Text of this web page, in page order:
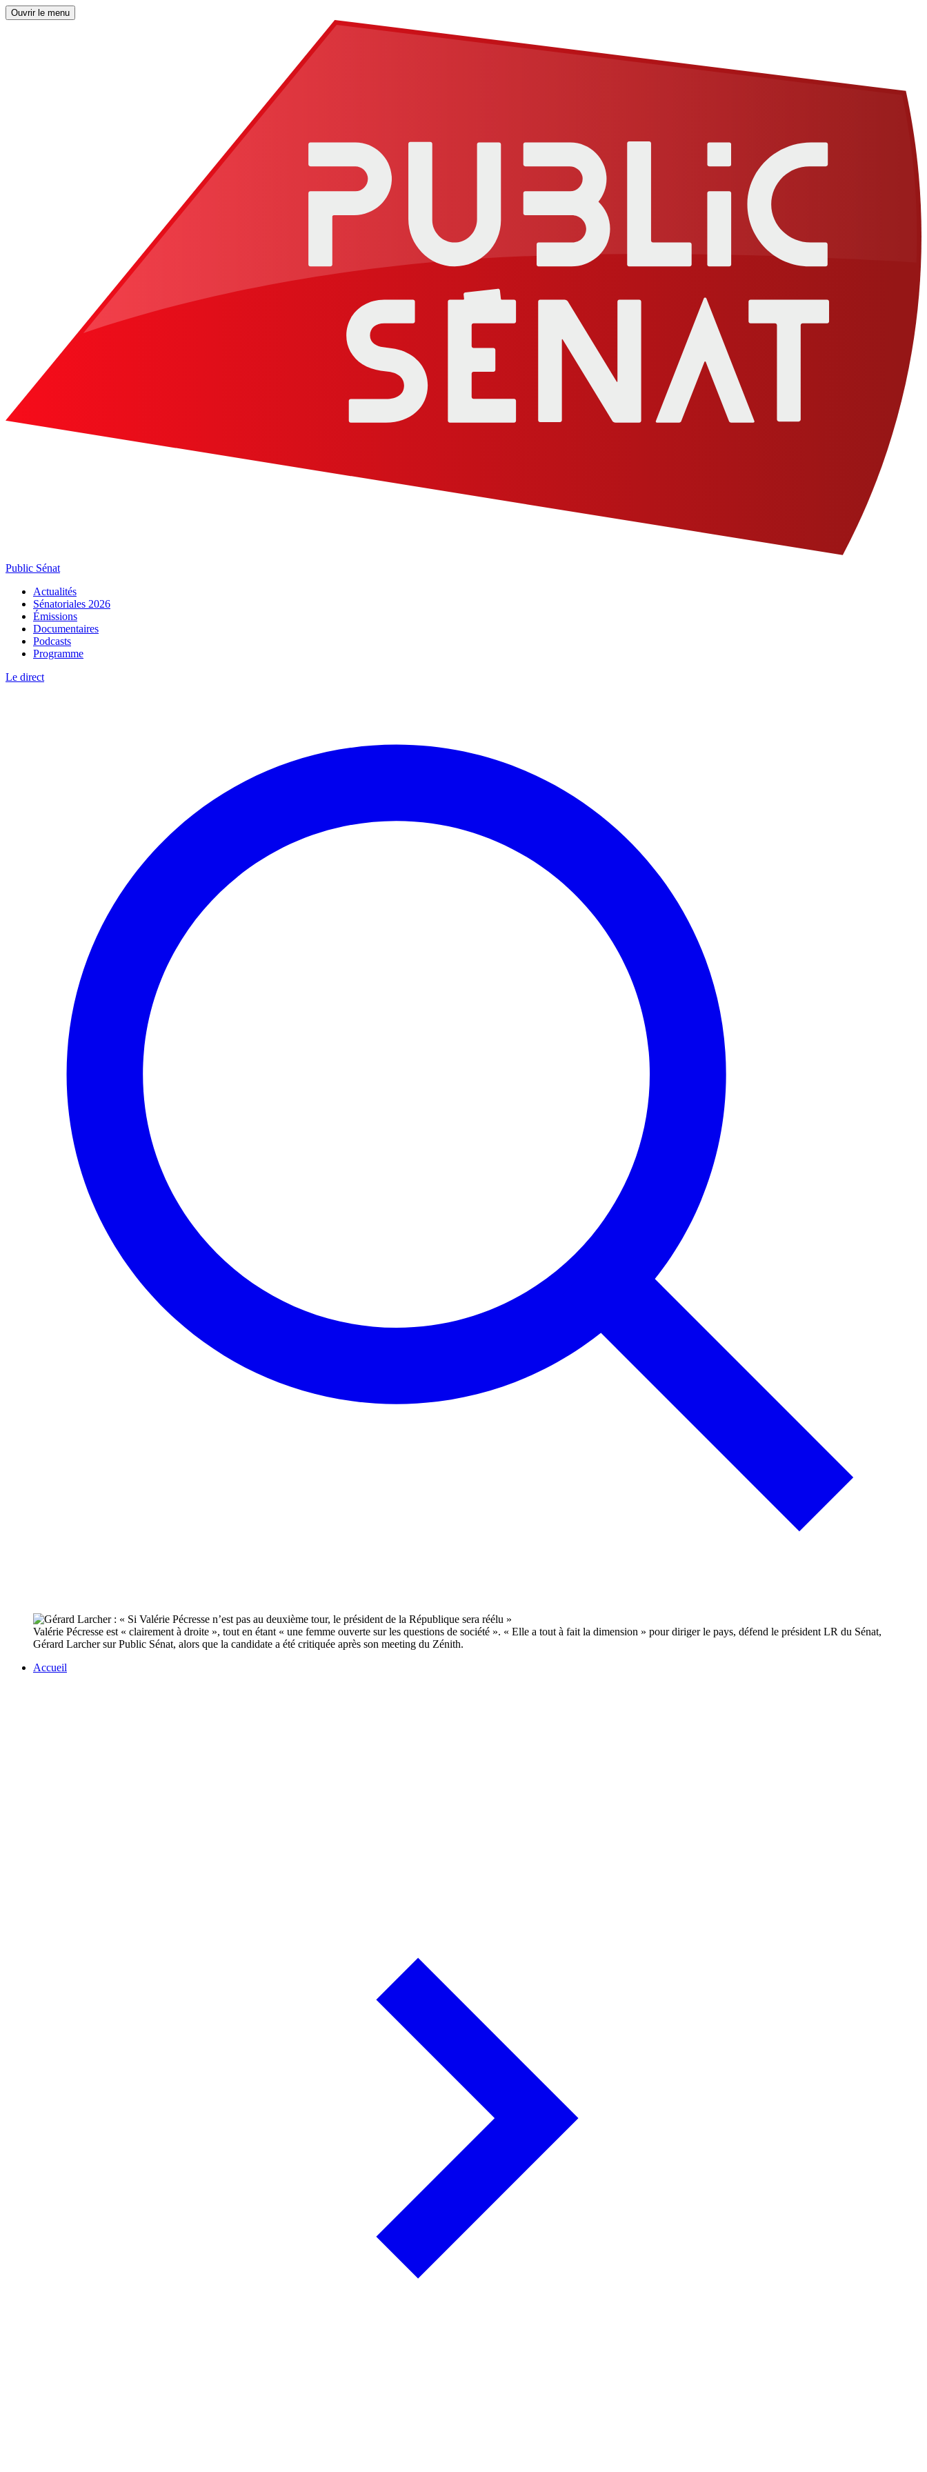
Ouvrir le menu
Public Sénat
Actualités
Sénatoriales 2026
Émissions
Documentaires
Podcasts
Programme
Le direct
Valérie Pécresse est « clairement à droite », tout en étant « une femme ouverte sur les questions de société ». « Elle a tout à fait la dimension » pour diriger le pays, défend le président LR du Sénat,
Gérard Larcher sur Public Sénat, alors que la candidate a été critiquée après son meeting du Zénith.
Accueil